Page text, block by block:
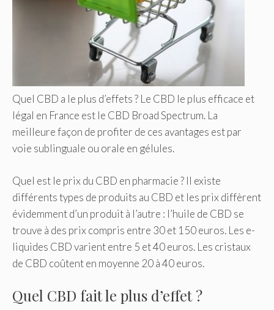
Quel CBD a le plus d’effets ? Le CBD le plus efficace et
légal en France est le CBD Broad Spectrum. La
meilleure façon de profiter de ces avantages est par
voie sublinguale ou orale en gélules.
Quel est le prix du CBD en pharmacie ? Il existe
différents types de produits au CBD et les prix diffèrent
évidemment d’un produit à l’autre : l’huile de CBD se
trouve à des prix compris entre 30 et 150 euros. Les e-
liquides CBD varient entre 5 et 40 euros. Les cristaux
de CBD coûtent en moyenne 20 à 40 euros.
Quel CBD fait le plus d’effet ?